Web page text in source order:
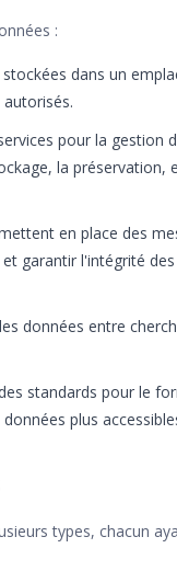
:
dans un
pour la gestion
la préservation,
en place des
garantir l'intégrité
données entre
standards pour le
plus
types, chacun